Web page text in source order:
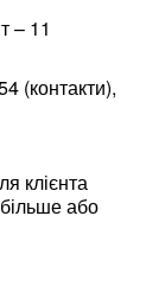
– 11
(контакти),
клієнта
або